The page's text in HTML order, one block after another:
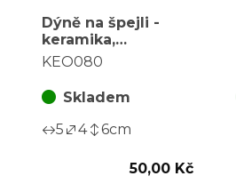
Dýně na špejli -
keramika,
strašidelná, mix 6
KEO080
Skladem
5
4 6cm
50,00 Kč